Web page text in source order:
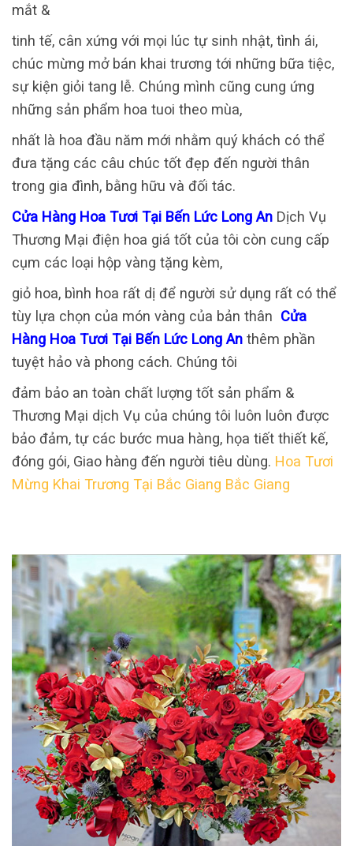
mắt &
tinh tế, cân xứng với mọi lúc tự sinh nhật, tình ái,
chúc mừng mở bán khai trương tới những bữa tiệc,
sự kiện giỏi tang lễ. Chúng mình cũng cung ứng
những sản phẩm hoa tuoi theo mùa,
nhất là hoa đầu năm mới nhằm quý khách có thể
đưa tặng các câu chúc tốt đẹp đến người thân
trong gia đình, bằng hữu và đối tác.
Cửa Hàng Hoa Tươi Tại Bến Lức Long An Dịch Vụ
Thương Mại điện hoa giá tốt của tôi còn cung cấp
cụm các loại hộp vàng tặng kèm,
giỏ hoa, bình hoa rất dị để người sử dụng rất có thể
tùy lựa chọn của món vàng của bản thân Cửa
Hàng Hoa Tươi Tại Bến Lức Long An thêm phần
tuyệt hảo và phong cách. Chúng tôi
đảm bảo an toàn chất lượng tốt sản phẩm &
Thương Mại dịch Vụ của chúng tôi luôn luôn được
bảo đảm, tự các bước mua hàng, họa tiết thiết kế,
đóng gói, Giao hàng đến người tiêu dùng. Hoa Tươi
Mừng Khai Trương Tại Bắc Giang Bắc Giang